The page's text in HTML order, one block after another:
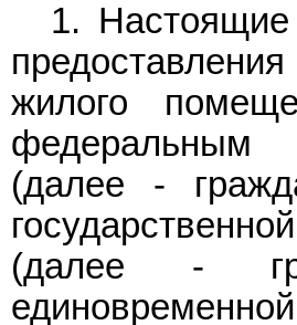
1. Настоящие
жилого
федеральным
(далее -
(далее -